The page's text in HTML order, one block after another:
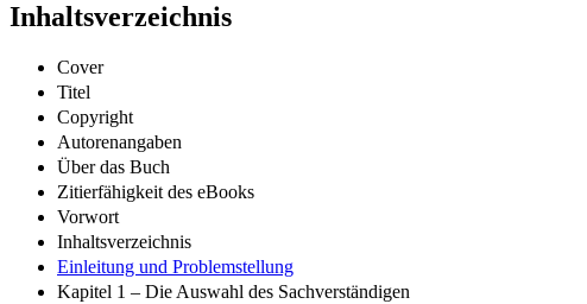
Inhaltsverzeichnis
Cover
Titel
Copyright
Autorenangaben
Über das Buch
Zitierfähigkeit des eBooks
Vorwort
Inhaltsverzeichnis
Einleitung und Problemstellung
Kapitel 1 – Die Auswahl des Sachverständigen